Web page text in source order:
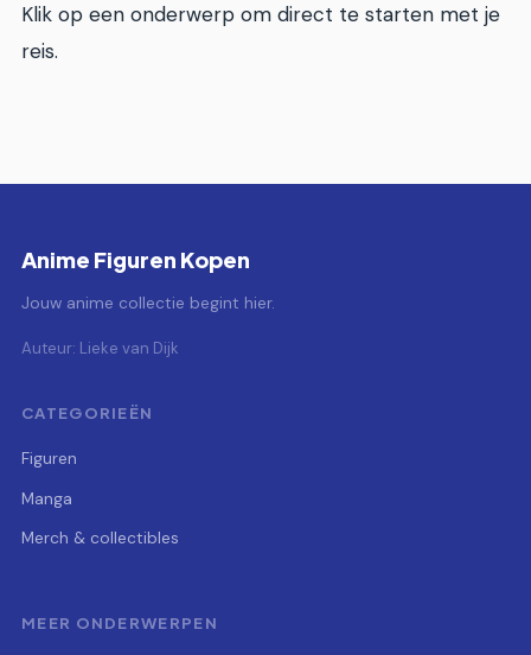
Klik op een onderwerp om direct te starten met je
reis.
Anime Figuren Kopen
Jouw anime collectie begint hier.
Auteur: Lieke van Dijk
CATEGORIEËN
Figuren
Manga
Merch & collectibles
MEER ONDERWERPEN